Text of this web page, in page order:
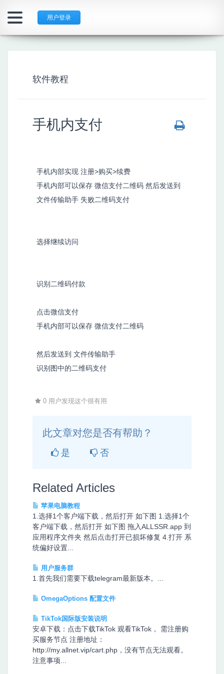
用户登录
软件教程
手机内支付
手机内部实现 注册>购买>续费
手机内部可以保存 微信支付二维码 然后发送到
文件传输助手 失败二维码支付
选择继续访问
识别二维码付款
点击微信支付
手机内部可以保存 微信支付二维码
然后发送到 文件传输助手
识别图中的二维码支付
0 用户发现这个很有用
此文章对您是否有帮助？
是 否
Related Articles
苹果电脑教程
1.选择1个客户端下载，然后打开 如下图 1.选择1个
客户端下载，然后打开 如下图 拖入ALLSSR.app 到
应用程序文件夹 然后点击打开已损坏修复 4.打开 系
统偏好设置...
用户服务群
1.首先我们需要下载telegram最新版本。...
OmegaOptions 配置文件
TikTok国际版安装说明
安卓下载：点击下载TikTok 观看TikTok， 需注册购
买服务节点 注册地址：
http://my.allnet.vip/cart.php，没有节点无法观看。
注意事项...